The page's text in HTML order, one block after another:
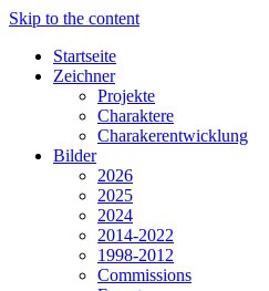
Skip to the content
Startseite
Zeichner
Projekte
Charaktere
Charakerentwicklung
Bilder
2026
2025
2024
2014-2022
1998-2012
Commissions